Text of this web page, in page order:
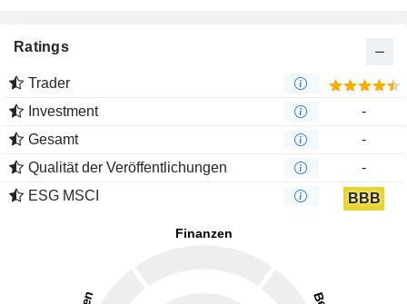
Ratings
Trader
Investment
-
Gesamt
-
Qualität der Veröffentlichungen
-
ESG MSCI
BBB